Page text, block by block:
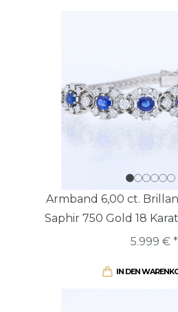
Armband 6,00 ct.
Saphir 750 Gold 18
5.999 € *
IN DEN